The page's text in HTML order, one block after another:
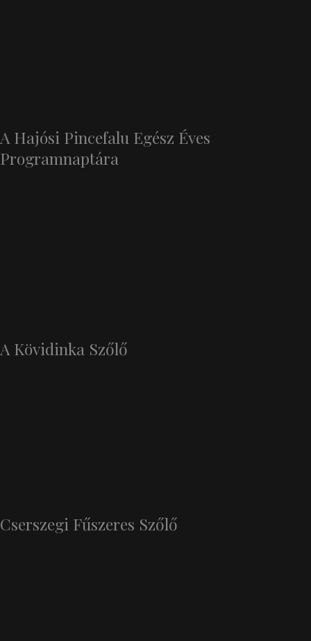
A Hajósi Pincefalu Egész Éves
Programnaptára
A Kövidinka Szőlő
Cserszegi Fűszeres Szőlő